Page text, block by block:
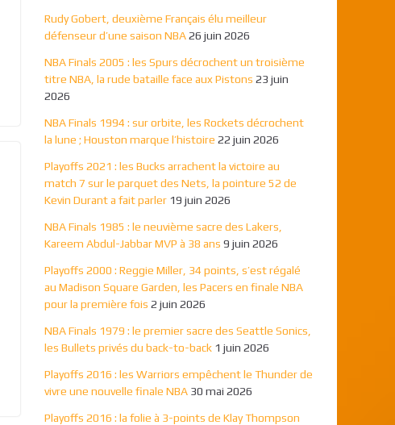
Rudy Gobert, deuxième Français élu meilleur
défenseur d’une saison NBA26 juin 2026
NBA Finals 2005 : les Spurs décrochent un troisième
titre NBA, la rude bataille face aux Pistons 23 juin
2026
NBA Finals 1994 : sur orbite, les Rockets décrochent
la lune ; Houston marque l’histoire 22 juin 2026
Playoffs 2021 : les Bucks arrachent la victoire au
match 7 sur le parquet des Nets, la pointure 52 de
Kevin Durant a fait parler 19 juin 2026
NBA Finals 1985 : le neuvième sacre des Lakers,
Kareem Abdul-Jabbar MVP à 38 ans 9 juin 2026
Playoffs 2000 : Reggie Miller, 34 points, s’est régalé
au Madison Square Garden, les Pacers en finale NBA
pour la première fois 2 juin 2026
NBA Finals 1979 : le premier sacre des Seattle Sonics,
les Bullets privés du back-to-back 1 juin 2026
Playoffs 2016 : les Warriors empêchent le Thunder de
vivre une nouvelle finale NBA 30 mai 2026
Playoffs 2016 : la folie à 3-points de Klay Thompson